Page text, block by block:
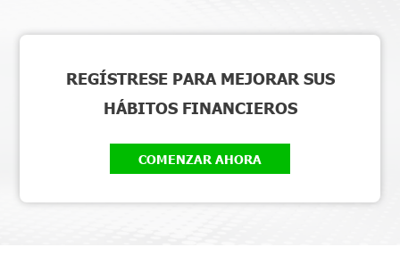
REGÍSTRESE PARA MEJORAR SUS
HÁBITOS FINANCIEROS
COMENZAR AHORA